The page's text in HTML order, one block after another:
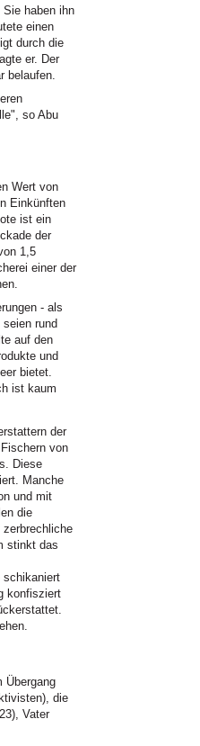
haben ihn
einen
durch die
er. Der
belaufen.
so Abu
Wert von
Einkünften
ist ein
der
1,5
einer der
- als
rund
auf den
und
bietet.
ist kaum
der
von
Diese
Manche
und mit
die
stinkt das
schikaniert
konfisziert
Übergang
die
Vater